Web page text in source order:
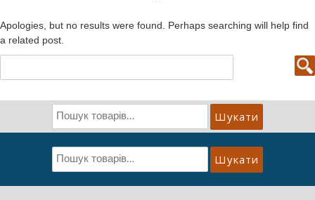
Apologies, but no results were found. Perhaps searching will help find
a related post.
Шукати:
Шукати
Шукати:
Шукати